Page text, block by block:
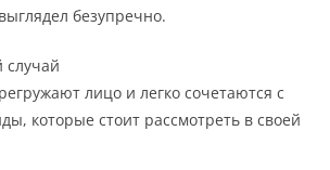
безупречно.
лицо и легко сочетаются с
которые стоит рассмотреть в своей